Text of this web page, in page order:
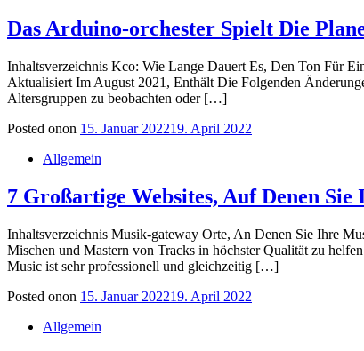
Das Arduino-orchester Spielt Die
Inhaltsverzeichnis Kco: Wie Lange Dauert Es, Den Ton Für
Aktualisiert Im August 2021, Enthält Die Folgenden
Altersgruppen zu beobachten oder […]
Posted onon 15. Januar 202219. April 2022
Allgemein
7 Großartige Websites, Auf Denen
Inhaltsverzeichnis Musik-gateway Orte, An Denen Sie Ihre
Mischen und Mastern von Tracks in höchster Qualität zu
Music ist sehr professionell und gleichzeitig […]
Posted onon 15. Januar 202219. April 2022
Allgemein